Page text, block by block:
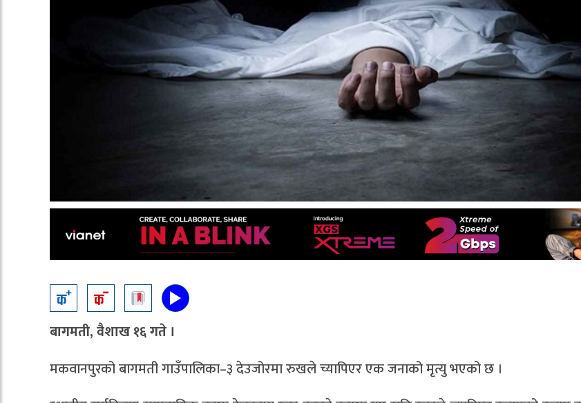
बागमती, वैशाख १६ गते ।
मकवानपुरको बागमती गाउँपालिका–३ देउजोरमा रुखले च्यापिएर एक जनाको मृत्यु भएको छ ।